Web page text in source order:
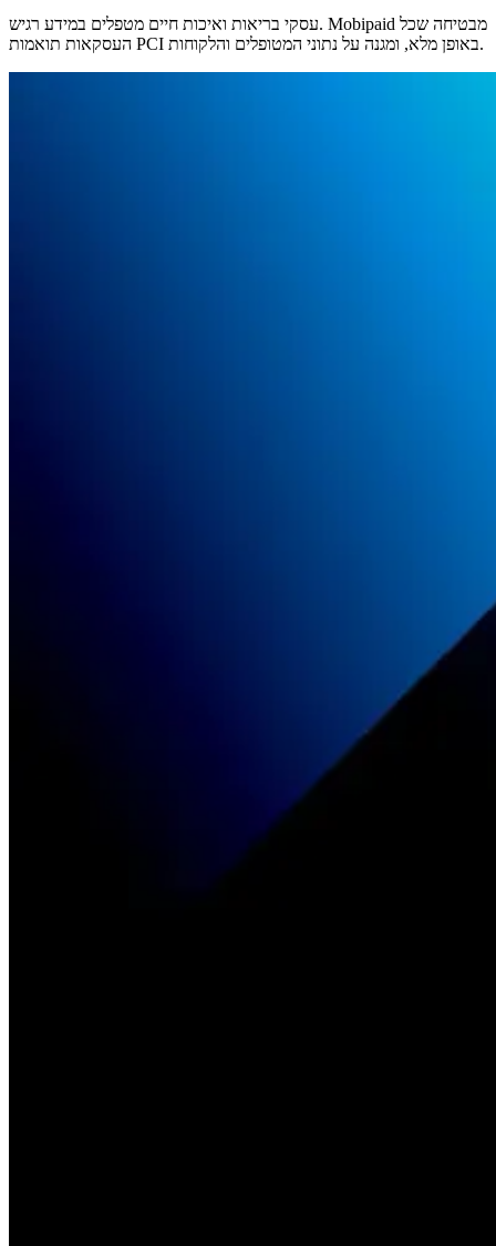
עסקי בריאות ואיכות חיים מטפלים במידע רגיש. Mobipaid מבטיחה שכל
העסקאות תואמות PCI באופן מלא, ומגנה על נתוני המטופלים והלקוחות.